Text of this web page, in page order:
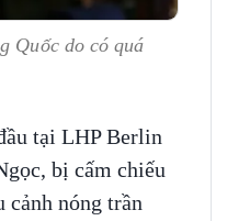
Quốc do có quá
tại LHP Berlin
bị cấm chiếu
cảnh nóng trần